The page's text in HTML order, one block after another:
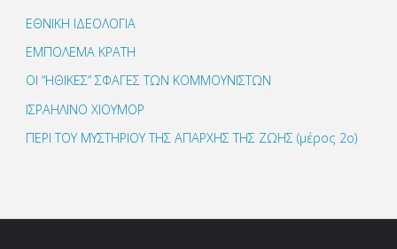
ΕΘΝΙΚΗ ΙΔΕΟΛΟΓΙΑ
ΕΜΠΟΛΕΜΑ ΚΡΑΤΗ
ΟΙ “ΗΘΙΚΕΣ” ΣΦΑΓΕΣ ΤΩΝ ΚΟΜΜΟΥΝΙΣΤΩΝ
ΙΣΡΑΗΛΙΝΟ ΧΙΟΥΜΟΡ
ΠΕΡΙ ΤΟΥ ΜΥΣΤΗΡΙΟΥ ΤΗΣ ΑΠΑΡΧΗΣ ΤΗΣ ΖΩΗΣ (μέρος 2ο)